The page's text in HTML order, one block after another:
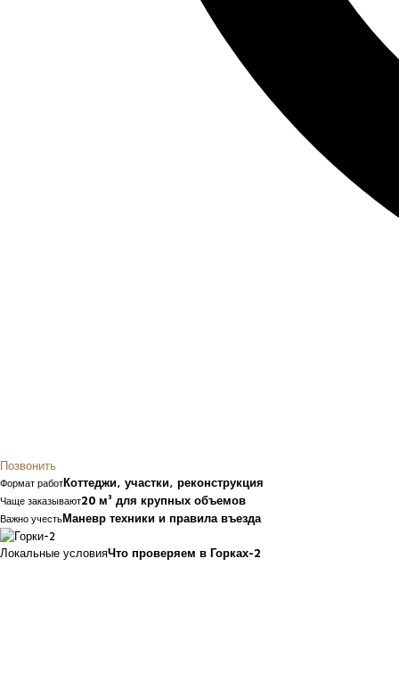
Позвонить
Формат работКоттеджи, участки, реконструкция
Чаще заказывают20 м³ для крупных объемов
Важно учестьМаневр техники и правила въезда
Локальные условияЧто проверяем в Горках-2